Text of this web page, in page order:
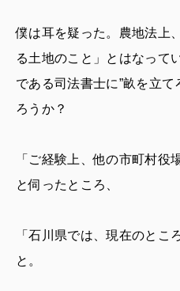
僕は耳を疑った。農地法上
る土地のこと」とはなって
である司法書士に”畝を立
ろうか？
「ご経験上、他の市町村役
と伺ったところ、
「石川県では、現在のと
と。